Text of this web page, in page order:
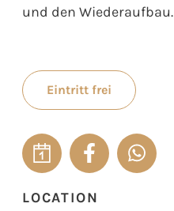
und den Wiederaufbau.
Eintritt frei
LOCATION